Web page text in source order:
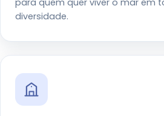
diversidade.